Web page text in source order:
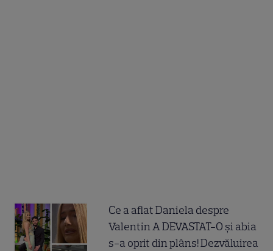
Ce a aflat Daniela despre
Valentin A DEVASTAT-O și abia
s-a oprit din plâns! Dezvăluirea